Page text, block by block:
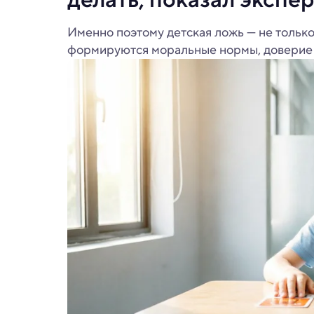
Именно поэтому детская ложь — не
формируются моральные нормы,